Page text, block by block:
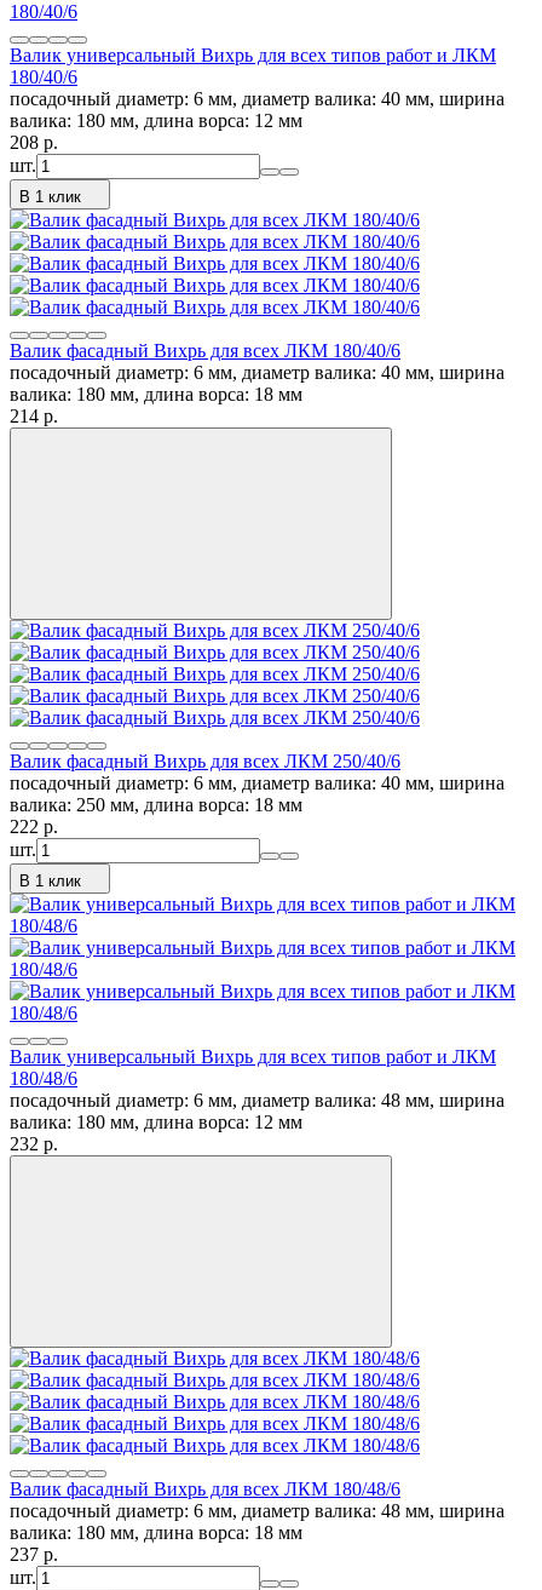
Валик универсальный Вихрь для всех типов работ и ЛКМ
180/40/6
посадочный диаметр: 6 мм, диаметр валика: 40 мм, ширина
валика: 180 мм, длина ворса: 12 мм
208 p.
шт.
В 1 клик
Валик фасадный Вихрь для всех ЛКМ 180/40/6
посадочный диаметр: 6 мм, диаметр валика: 40 мм, ширина
валика: 180 мм, длина ворса: 18 мм
214 p.
Валик фасадный Вихрь для всех ЛКМ 250/40/6
посадочный диаметр: 6 мм, диаметр валика: 40 мм, ширина
валика: 250 мм, длина ворса: 18 мм
222 p.
шт.
В 1 клик
Валик универсальный Вихрь для всех типов работ и ЛКМ
180/48/6
посадочный диаметр: 6 мм, диаметр валика: 48 мм, ширина
валика: 180 мм, длина ворса: 12 мм
232 p.
Валик фасадный Вихрь для всех ЛКМ 180/48/6
посадочный диаметр: 6 мм, диаметр валика: 48 мм, ширина
валика: 180 мм, длина ворса: 18 мм
237 p.
шт.